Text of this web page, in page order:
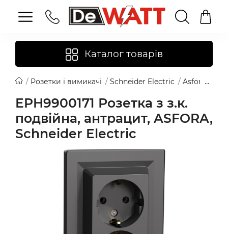
Каталог товарів
Розетки і вимикачі Schneider Electric Asfora
EPH9900171 Розетка з з.к.
подвійна, антрацит, ASFORA,
Schneider Electric